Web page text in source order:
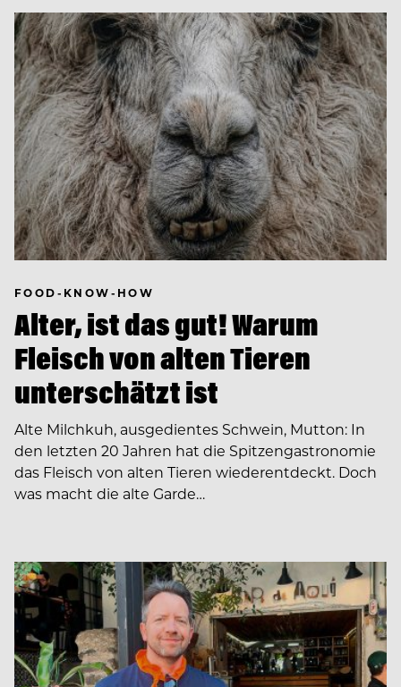
FOOD-KNOW-HOW
Alter, ist das gut! Warum
Fleisch von alten Tieren
unterschätzt ist
Alte Milchkuh, ausgedientes Schwein, Mutton: In
den letzten 20 Jahren hat die Spitzengastronomie
das Fleisch von alten Tieren wiederentdeckt. Doch
was macht die alte Garde…